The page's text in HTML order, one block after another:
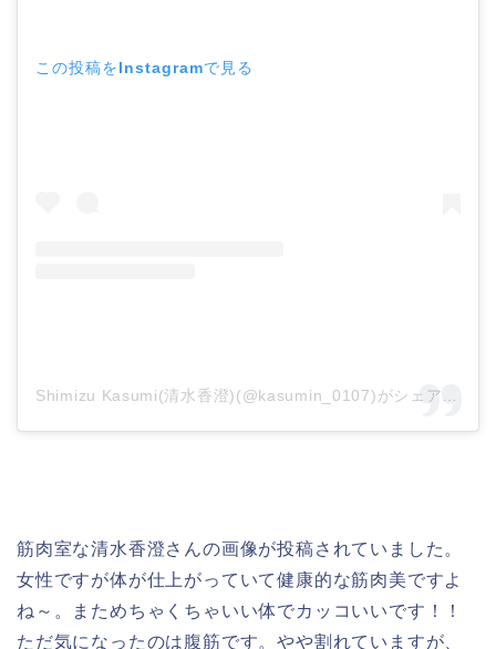
この投稿をInstagramで見る
筋肉室な清水香澄さんの画像が投稿されていました。
女性ですが体が仕上がっていて健康的な筋肉美ですよ
ね～。まためちゃくちゃいい体でカッコいいです！！
ただ気になったのは腹筋です。やや割れていますが、